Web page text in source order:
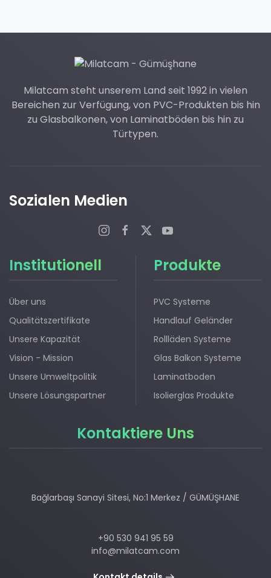
Milatcam steht unserem Land seit 1992 in vielen
Bereichen zur Verfügung, von PVC-Produkten bis hin
zu Glasbalkonen, von Laminatböden bis hin zu
Türtypen.
Sozialen Medien
Institutionell
Über uns
Qualitätszertifikate
Unsere Kapazität
Vision - Mission
Unsere Umweltpolitik
Unsere Lösungspartner
Produkte
PVC Systeme
Handlauf Geländer
Rollläden Systeme
Glas Balkon Systeme
Laminatboden
Isolierglas Produkte
Kontaktiere Uns
Bağlarbaşı Sanayi Sitesi, No:1 Merkez / GÜMÜŞHANE
+90 530 941 95 59
info@milatcam.com